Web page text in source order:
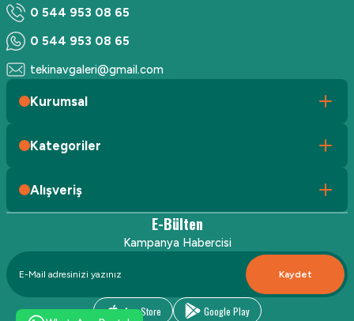
0 544 953 08 65
0 544 953 08 65
tekinavgaleri@gmail.com
Kurumsal
Kategoriler
Alışveriş
E-Bülten
Kampanya Habercisi
Kaydet
App Store Google Play